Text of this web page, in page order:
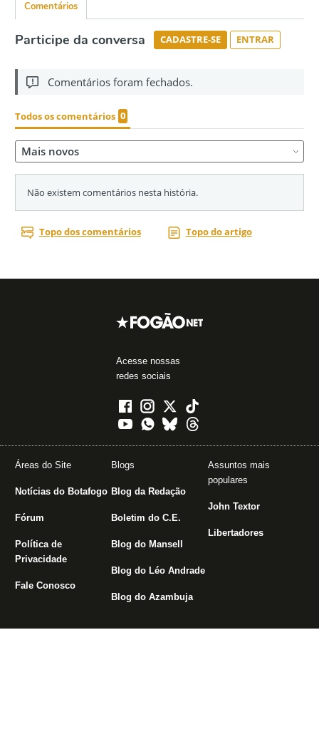
Acesse nossas
redes sociais
Áreas do Site
Notícias do Botafogo
Fórum
Política de
Privacidade
Fale Conosco
Blogs
Blog da Redação
Boletim do C.E.
Blog do Mansell
Blog do Léo Andrade
Blog do Azambuja
Assuntos mais
populares
John Textor
Libertadores